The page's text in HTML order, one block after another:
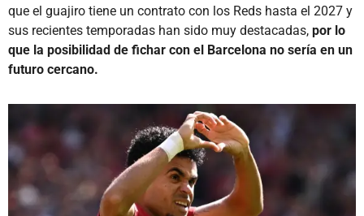
que el guajiro tiene un contrato con los Reds hasta el 2027 y
sus recientes temporadas han sido muy destacadas, por lo
que la posibilidad de fichar con el Barcelona no sería en un
futuro cercano.